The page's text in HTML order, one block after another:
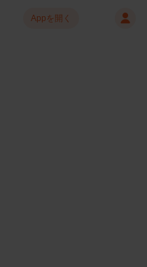
Appを開く